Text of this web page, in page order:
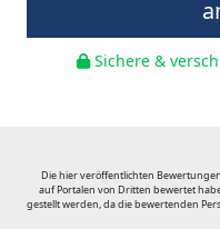
Sichere &
Die hier veröffentlichten
auf Portalen von Dritten bewertet
gestellt werden, da die bewertenden